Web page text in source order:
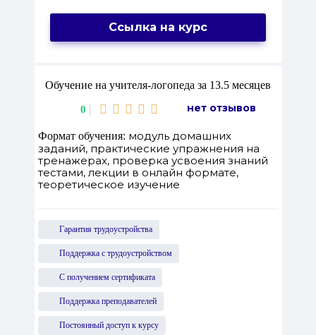
Ссылка на курс
Обучение на учителя-логопеда за 13.5 месяцев
0 нет отзывов
Формат обучения: модуль домашних
заданий, практические упражнения на
тренажерах, проверка усвоения знаний
тестами, лекции в онлайн формате,
теоретическое изучение
Гарантия трудоустройства
Поддержка с трудоустройством
С получением сертификата
Поддержка преподавателей
Постоянный доступ к курсу